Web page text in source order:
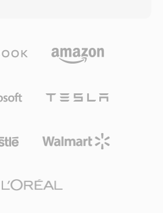
a decodificação por hardware
em processadores
sobre demandas
adotado pelos principais
para entrega de
vídeo do container WebM para
o adequado tanto para
de processamento é
definidoras do TTA — o codec
pesadas de CPU, mantendo-o
ID3v2 e APEv2, para que